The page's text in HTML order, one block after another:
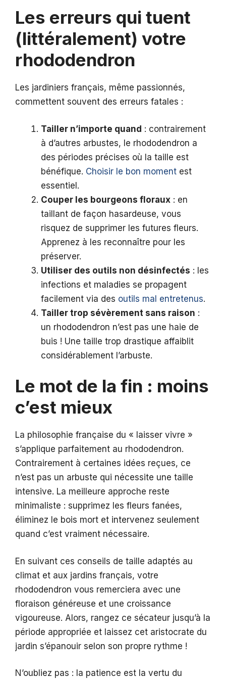
Les erreurs qui tuent
(littéralement) votre
rhododendron
Les jardiniers français, même passionnés,
commettent souvent des erreurs fatales :
Tailler n’importe quand : contrairement
à d’autres arbustes, le rhododendron a
des périodes précises où la taille est
bénéfique. Choisir le bon moment est
essentiel.
Couper les bourgeons floraux : en
taillant de façon hasardeuse, vous
risquez de supprimer les futures fleurs.
Apprenez à les reconnaître pour les
préserver.
Utiliser des outils non désinfectés : les
infections et maladies se propagent
facilement via des outils mal entretenus.
Tailler trop sévèrement sans raison :
un rhododendron n’est pas une haie de
buis ! Une taille trop drastique affaiblit
considérablement l’arbuste.
Le mot de la fin : moins
c’est mieux
La philosophie française du « laisser vivre »
s’applique parfaitement au rhododendron.
Contrairement à certaines idées reçues, ce
n’est pas un arbuste qui nécessite une taille
intensive. La meilleure approche reste
minimaliste : supprimez les fleurs fanées,
éliminez le bois mort et intervenez seulement
quand c’est vraiment nécessaire.
En suivant ces conseils de taille adaptés au
climat et aux jardins français, votre
rhododendron vous remerciera avec une
floraison généreuse et une croissance
vigoureuse. Alors, rangez ce sécateur jusqu’à la
période appropriée et laissez cet aristocrate du
jardin s’épanouir selon son propre rythme !
N’oubliez pas : la patience est la vertu du